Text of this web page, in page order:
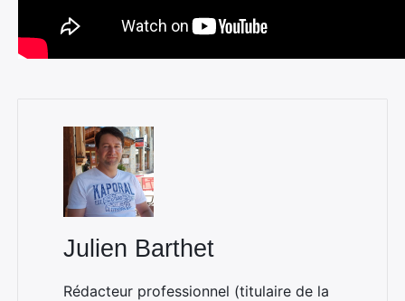
Julien Barthet
Rédacteur professionnel (titulaire de la